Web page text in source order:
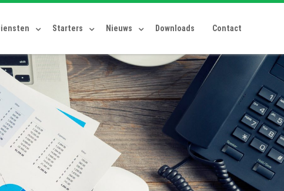
Starters Nieuws Downloads Contact